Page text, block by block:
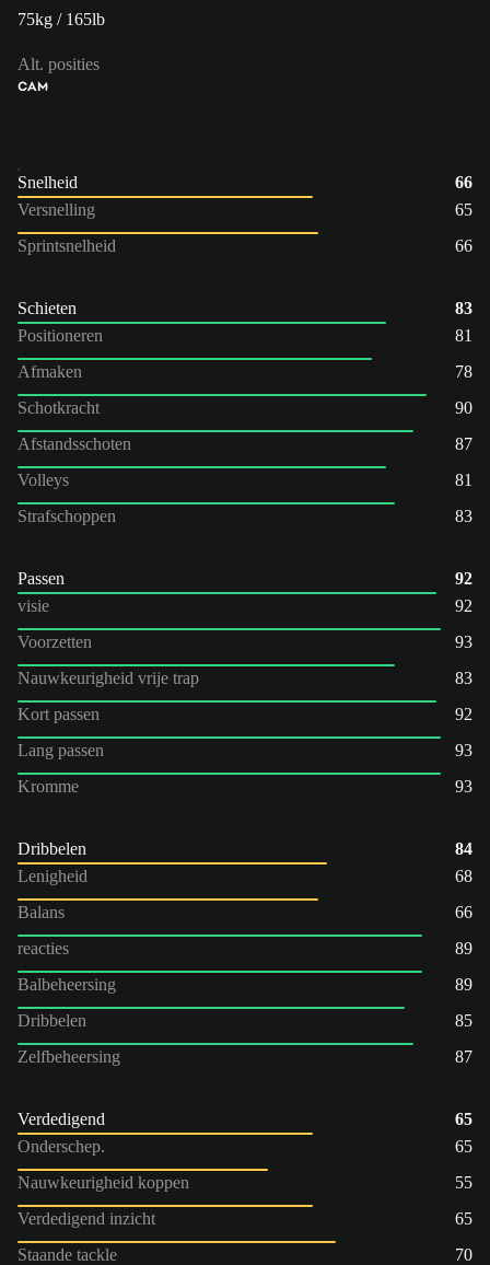
75kg / 165lb
Alt. posities
CAM
Snelheid
66
Versnelling
65
Sprintsnelheid
66
Schieten
83
Positioneren
81
Afmaken
78
Schotkracht
90
Afstandsschoten
87
Volleys
81
Strafschoppen
83
Passen
92
visie
92
Voorzetten
93
Nauwkeurigheid vrije trap
83
Kort passen
92
Lang passen
93
Kromme
93
Dribbelen
84
Lenigheid
68
Balans
66
reacties
89
Balbeheersing
89
Dribbelen
85
Zelfbeheersing
87
Verdedigend
65
Onderschep.
65
Nauwkeurigheid koppen
55
Verdedigend inzicht
65
Staande tackle
70